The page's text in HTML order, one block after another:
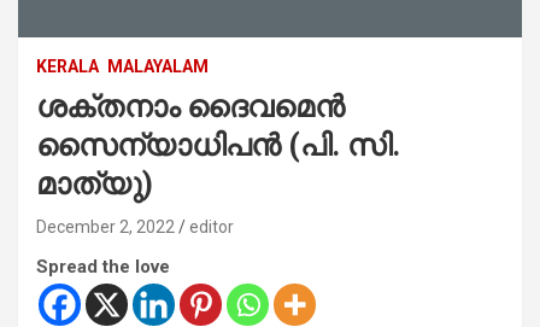
KERALA MALAYALAM
ശക്തനാം ദൈവമെൻ
സൈന്യാധിപൻ (പി. സി.
മാത്യു)
December 2, 2022 editor
Spread the love